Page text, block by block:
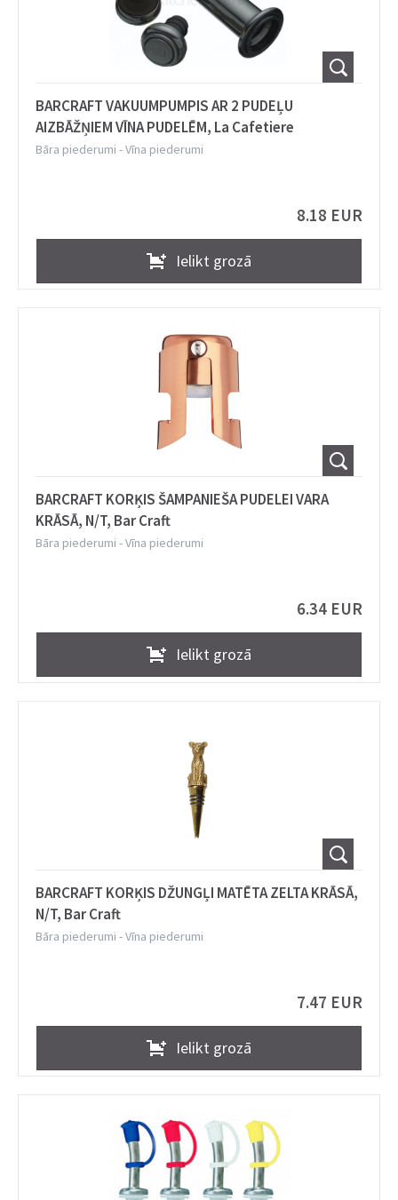
BARCRAFT VAKUUMPUMPIS AR 2 PUDEĻU
AIZBĀŽŅIEM VĪNA PUDELĒM, La Cafetiere
Bāra piederumi -Vīna piederumi
8.18 EUR
Ielikt grozā
BARCRAFT KORĶIS ŠAMPANIEŠA PUDELEI VARA
KRĀSĀ, N/T, Bar Craft
Bāra piederumi -Vīna piederumi
6.34 EUR
Ielikt grozā
BARCRAFT KORĶIS DŽUNGĻI MATĒTA ZELTA KRĀSĀ,
N/T, Bar Craft
Bāra piederumi -Vīna piederumi
7.47 EUR
Ielikt grozā